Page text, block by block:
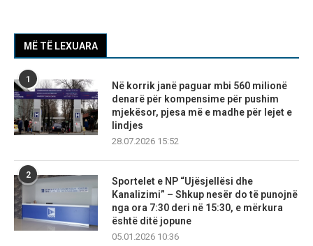
MË TË LEXUARA
1
Në korrik janë paguar mbi 560 milionë
denarë për kompensime për pushim
mjekësor, pjesa më e madhe për lejet e
lindjes
28.07.2026 15:52
2
Sportelet e NP “Ujësjellësi dhe
Kanalizimi” – Shkup nesër do të punojnë
nga ora 7:30 deri në 15:30, e mërkura
është ditë jopune
05.01.2026 10:36